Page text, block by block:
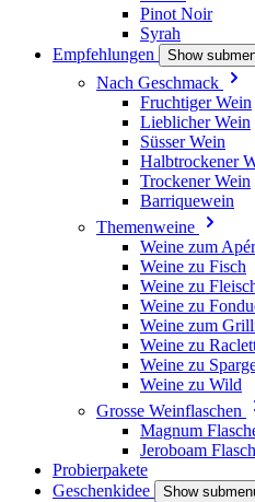
Pinot Noir
Syrah
Empfehlungen
Show
Nach Geschmack
Fruchtiger Wein
Lieblicher Wein
Süsser Wein
Halbtrockener
Trockener Wein
Barriquewein
Themenweine
Weine zum
Weine zu Fisch
Weine zu
Weine zu
Weine zum
Weine zu
Weine zu
Weine zu Wild
Grosse Weinflaschen
Magnum
Jeroboam
Probierpakete
Geschenkidee
Show